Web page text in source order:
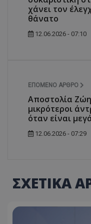
χάνει τον
θάνατο
12.06.2026 - 07:10
ΕΠΌΜΕΝΟ ΆΡΘΡΟ
Αποστολία
μικρότεροι
όταν είναι
12.06.2026 - 07:29
ΣΧΕΤΙΚΑ